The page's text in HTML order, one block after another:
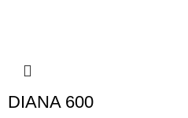
DIANA 600